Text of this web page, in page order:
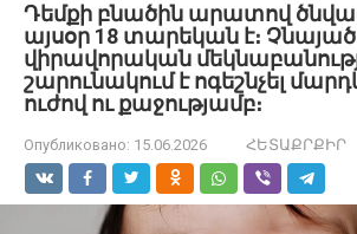
Դեմքի բնածին արատով
այսօր 18 տարեկան է։ Չնայած
վիրավորական
շարունակում է ոգեշնչել
ուժով ու քաջությամբ։
Опубликовано: 15.06.2026 ՀԵՏԱՔՐՔԻՐ